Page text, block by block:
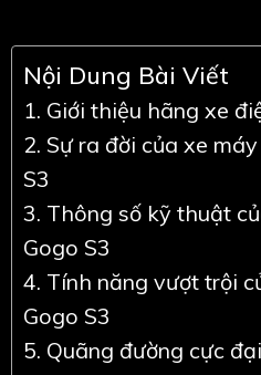
Nội Dung Bài Viết
1. Giới thiệu hãng xe
2. Sự ra đời của xe
S3
3. Thông số kỹ thuật
Gogo S3
4. Tính năng vượt trội
Gogo S3
5. Quãng đường cực